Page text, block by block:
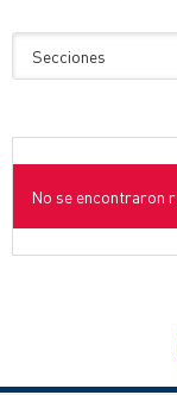
No se encontraron